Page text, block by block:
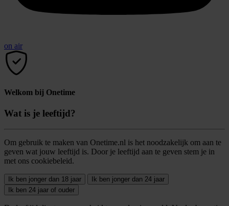
on air
Welkom bij Onetime
Wat is je leeftijd?
Om gebruik te maken van Onetime.nl is het noodzakelijk om aan te
geven wat jouw leeftijd is. Door je leeftijd aan te geven stem je in
met ons cookiebeleid.
Ik ben jonger dan 18 jaar
Ik ben jonger dan 24 jaar
Ik ben 24 jaar of ouder